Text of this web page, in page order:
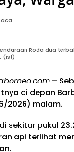
Roda dua
(ist)
–
di depan
2026) malam.
sekitar pukul
api terlihat